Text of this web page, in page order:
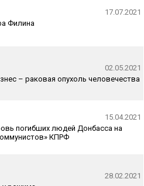
17.07.2021
Филина
02.05.2021
– раковая опухоль человечества
15.04.2021
погибших людей Донбасса на
КПРФ
28.02.2021